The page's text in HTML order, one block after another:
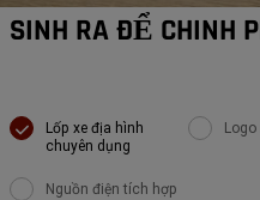
SINH RA ĐỂ CHINH
Lốp xe địa hình
chuyên dụng
Nguồn điện tích hợp